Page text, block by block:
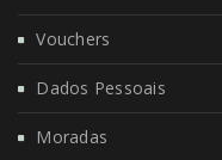
Vouchers
Dados Pessoais
Moradas